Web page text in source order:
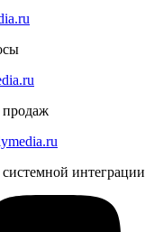
продаж
интеграции